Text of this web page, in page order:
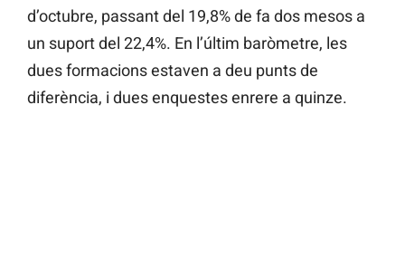
d’octubre, passant del 19,8% de fa dos mesos a
un suport del 22,4%. En l’últim baròmetre, les
dues formacions estaven a deu punts de
diferència, i dues enquestes enrere a quinze.